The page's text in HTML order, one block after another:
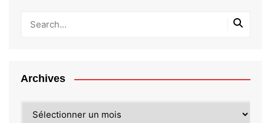
Archives